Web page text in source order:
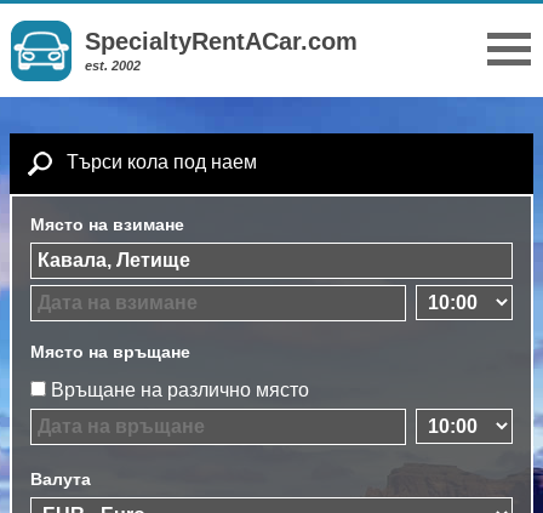
SpecialtyRentACar.com
est. 2002
Търси кола под наем
Място на взимане
Място на връщане
Връщане на различно място
Валута